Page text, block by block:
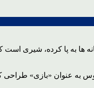
ها به پا کرده، شیری
به عنوان «بازی» طراحی